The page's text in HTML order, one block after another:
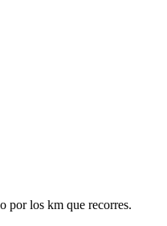
por los km que recorres.